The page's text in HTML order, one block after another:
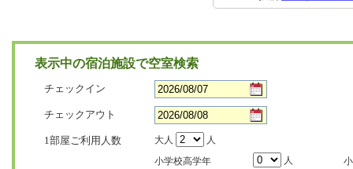
表示中の宿泊施設で空室検索
チェックイン
チェックアウト
1部屋ご利用人数 大人
人
小学校高学年
人